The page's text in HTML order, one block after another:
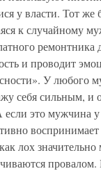
у власти. Тот
к случайному
ремонтника
и проводит
У любого
себя сильным, и
это мужчина у
лох